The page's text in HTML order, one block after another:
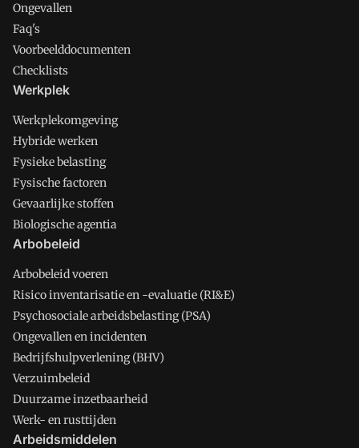
Ongevallen
Faq's
Voorbeelddocumenten
Checklists
Werkplek
Werkplekomgeving
Hybride werken
Fysieke belasting
Fysische factoren
Gevaarlijke stoffen
Biologische agentia
Arbobeleid
Arbobeleid voeren
Risico inventarisatie en -evaluatie (RI&E)
Psychosociale arbeidsbelasting (PSA)
Ongevallen en incidenten
Bedrijfshulpverlening (BHV)
Verzuimbeleid
Duurzame inzetbaarheid
Werk- en rusttijden
Arbeidsmiddelen